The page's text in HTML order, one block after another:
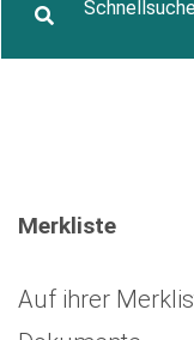
Merkliste
Auf ihrer